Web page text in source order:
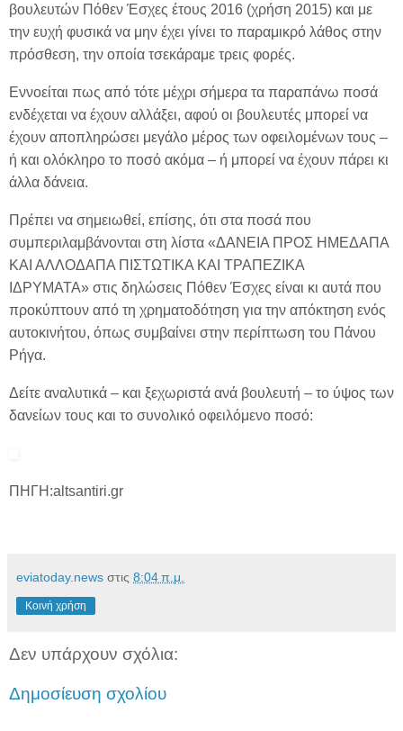
βουλευτών Πόθεν Έσχες έτους 2016 (χρήση 2015) και με
την ευχή φυσικά να μην έχει γίνει το παραμικρό λάθος στην
πρόσθεση, την οποία τσεκάραμε τρεις φορές.
Εννοείται πως από τότε μέχρι σήμερα τα παραπάνω ποσά
ενδέχεται να έχουν αλλάξει, αφού οι βουλευτές μπορεί να
έχουν αποπληρώσει μεγάλο μέρος των οφειλομένων τους –
ή και ολόκληρο το ποσό ακόμα – ή μπορεί να έχουν πάρει κι
άλλα δάνεια.
Πρέπει να σημειωθεί, επίσης, ότι στα ποσά που
συμπεριλαμβάνονται στη λίστα «ΔΑΝΕΙΑ ΠΡΟΣ ΗΜΕΔΑΠΑ
ΚΑΙ ΑΛΛΟΔΑΠΑ ΠΙΣΤΩΤΙΚΑ ΚΑΙ ΤΡΑΠΕΖΙΚΑ
ΙΔΡΥΜΑΤΑ» στις δηλώσεις Πόθεν Έσχες είναι κι αυτά που
προκύπτουν από τη χρηματοδότηση για την απόκτηση ενός
αυτοκινήτου, όπως συμβαίνει στην περίπτωση του Πάνου
Ρήγα.
Δείτε αναλυτικά – και ξεχωριστά ανά βουλευτή – το ύψος των
δανείων τους και το συνολικό οφειλόμενο ποσό:
ΠΗΓΗ:altsantiri.gr
eviatoday.news στις 8:04 π.μ.
Κοινή χρήση
Δεν υπάρχουν σχόλια:
Δημοσίευση σχολίου